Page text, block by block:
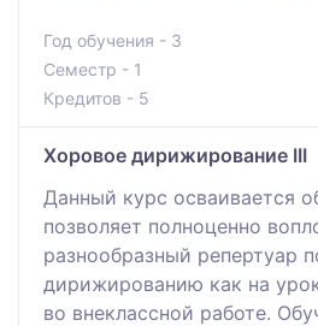
Год обучения - 3
Семестр - 1
Кредитов - 5
Хоровое дирижирование ІІІ
Данный курс осваивается
позволяет полноценно
разнообразный репертуар
дирижированию как на
во внеклассной работе.